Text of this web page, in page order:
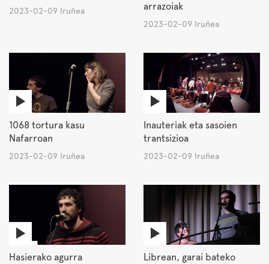
2023-02-09 Iruñea
arrazoiak
2023-02-09 Iruñea
1068 tortura kasu
Nafarroan
2023-02-09 Iruñea
Inauteriak eta sasoien
trantsizioa
2023-02-09 Iruñea
Hasierako agurra
Librean, garai bateko